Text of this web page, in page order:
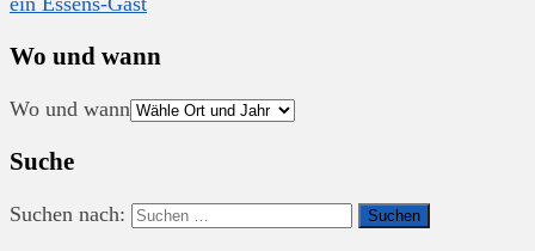
Wo und wann
Wo und wann
Suche
Suchen nach: